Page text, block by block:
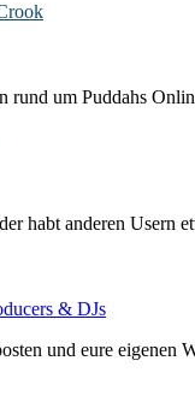
rund um Puddahs
habt anderen Usern
& DJs
und eure eigenen